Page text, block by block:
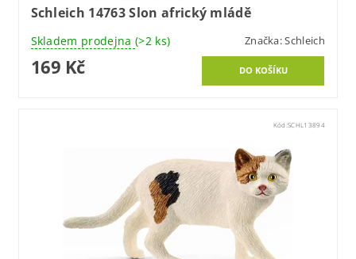
Schleich 14763 Slon africký mládě
Skladem prodejna (>2 ks) Značka:Schleich
169 Kč
Kód:SCHL13894